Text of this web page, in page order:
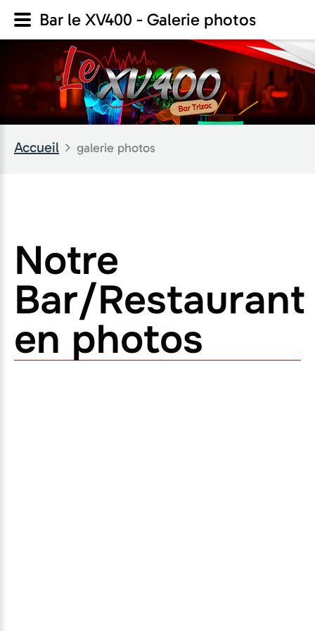
Accueil galerie photos
Notre
Bar/Restaurant
en photos
Bar le XV400 - Galerie photos